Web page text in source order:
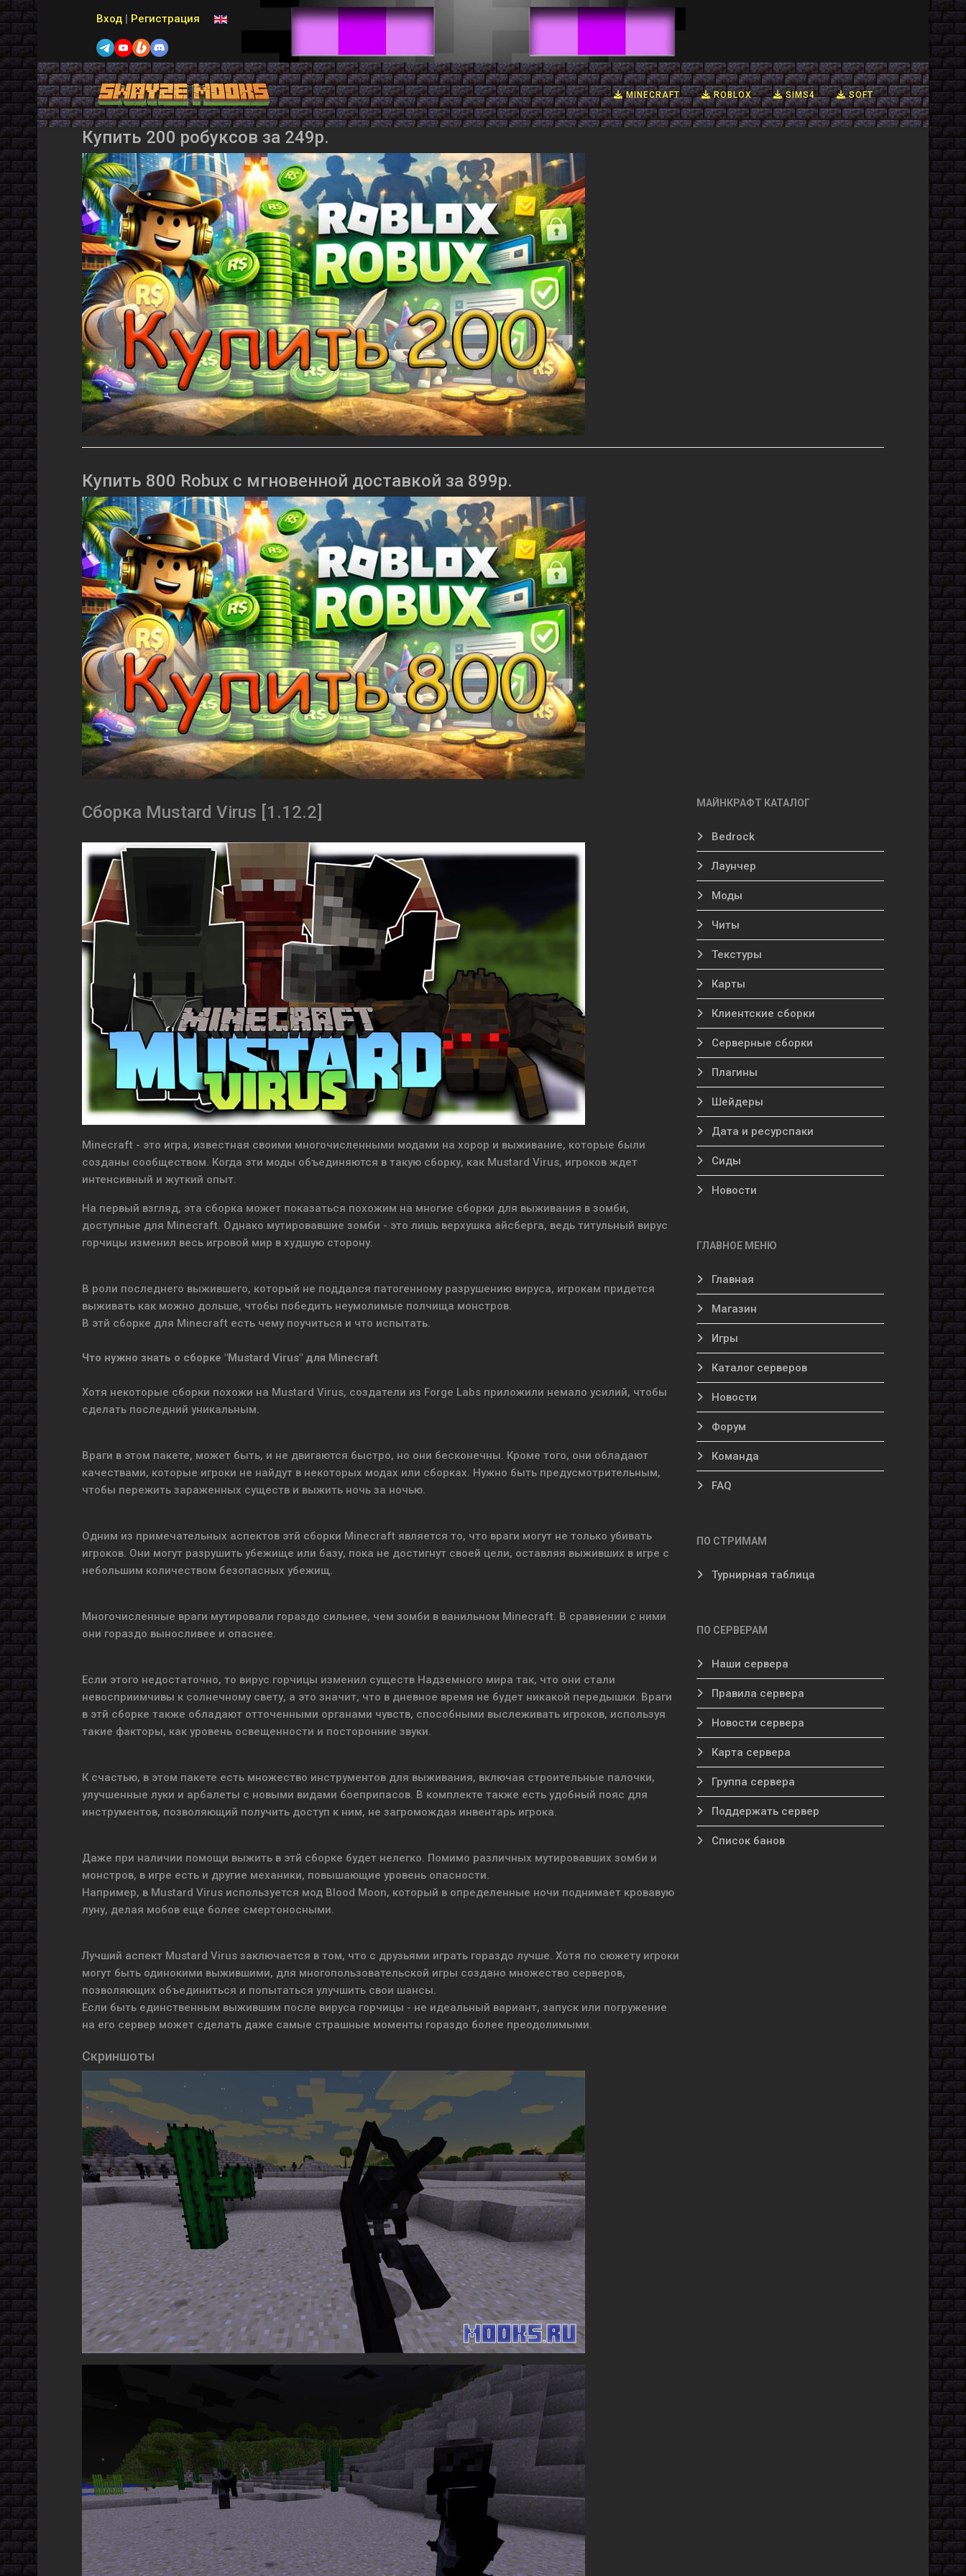
Вход | Регистрация Выберите язык
MINECRAFT ROBLOX SIMS4 SOFT
Купить 200 робуксов за 249р.
Купить 800 Robux с мгновенной доставкой за 899р.
Сборка Mustard Virus [1.12.2]
Minecraft - это игра, известная своими многочисленными модами на хорор и выживание, которые были
созданы сообществом. Когда эти моды объединяются в такую сборку, как Mustard Virus, игроков ждет
интенсивный и жуткий опыт.
На первый взгляд, эта сборка может показаться похожим на многие сборки для выживания в зомби,
доступные для Minecraft. Однако мутировавшие зомби - это лишь верхушка айсберга, ведь титульный вирус
горчицы изменил весь игровой мир в худшую сторону.
В роли последнего выжившего, который не поддался патогенному разрушению вируса, игрокам придется
выживать как можно дольше, чтобы победить неумолимые полчища монстров.
В этй сборке для Minecraft есть чему поучиться и что испытать.
Что нужно знать о сборке "Mustard Virus" для Minecraft
Хотя некоторые сборки похожи на Mustard Virus, создатели из Forge Labs приложили немало усилий, чтобы
сделать последний уникальным.
Враги в этом пакете, может быть, и не двигаются быстро, но они бесконечны. Кроме того, они обладают
качествами, которые игроки не найдут в некоторых модах или сборках. Нужно быть предусмотрительным,
чтобы пережить зараженных существ и выжить ночь за ночью.
Одним из примечательных аспектов этй сборки Minecraft является то, что враги могут не только убивать
игроков. Они могут разрушить убежище или базу, пока не достигнут своей цели, оставляя выживших в игре с
небольшим количеством безопасных убежищ.
Многочисленные враги мутировали гораздо сильнее, чем зомби в ванильном Minecraft. В сравнении с ними
они гораздо выносливее и опаснее.
Если этого недостаточно, то вирус горчицы изменил существ Надземного мира так, что они стали
невосприимчивы к солнечному свету, а это значит, что в дневное время не будет никакой передышки. Враги
в этй сборке также обладают отточенными органами чувств, способными выслеживать игроков, используя
такие факторы, как уровень освещенности и посторонние звуки.
К счастью, в этом пакете есть множество инструментов для выживания, включая строительные палочки,
улучшенные луки и арбалеты с новыми видами боеприпасов. В комплекте также есть удобный пояс для
инструментов, позволяющий получить доступ к ним, не загромождая инвентарь игрока.
Даже при наличии помощи выжить в этй сборке будет нелегко. Помимо различных мутировавших зомби и
монстров, в игре есть и другие механики, повышающие уровень опасности.
Например, в Mustard Virus используется мод Blood Moon, который в определенные ночи поднимает кровавую
луну, делая мобов еще более смертоносными.
Лучший аспект Mustard Virus заключается в том, что с друзьями играть гораздо лучше. Хотя по сюжету игроки
могут быть одинокими выжившими, для многопользовательской игры создано множество серверов,
позволяющих объединиться и попытаться улучшить свои шансы.
Если быть единственным выжившим после вируса горчицы - не идеальный вариант, запуск или погружение
на его сервер может сделать даже самые страшные моменты гораздо более преодолимыми.
Скриншоты
МАЙНКРАФТ КАТАЛОГ
Bedrock
Лаунчер
Моды
Читы
Текстуры
Карты
Клиентские сборки
Серверные сборки
Плагины
Шейдеры
Дата и ресурспаки
Сиды
Новости
ГЛАВНОЕ МЕНЮ
Главная
Магазин
Игры
Каталог серверов
Новости
Форум
Команда
FAQ
ПО СТРИМАМ
Турнирная таблица
ПО СЕРВЕРАМ
Наши сервера
Правила сервера
Новости сервера
Карта сервера
Группа сервера
Поддержать сервер
Список банов